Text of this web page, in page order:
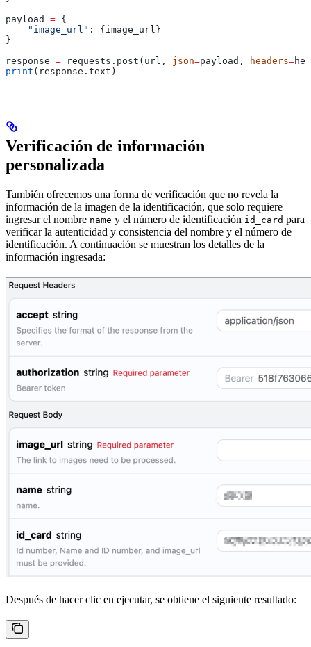
payload = {
    "image_url"
: {image_url}
}
response = requests.post(url, json=payload, headers=
print (response.text)
Verificación de información
personalizada
También ofrecemos una forma de verificación que no revela la
información de la imagen de la identificación, que solo requiere
ingresar el nombre name y el número de identificación id_card para
verificar la autenticidad y consistencia del nombre y el número de
identificación. A continuación se muestran los detalles de la
información ingresada:
Después de hacer clic en ejecutar, se obtiene el siguiente resultado: